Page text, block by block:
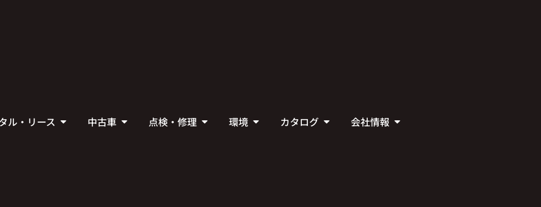
ル・リース 中古車 点検・修理 環境 カタログ 会社情報